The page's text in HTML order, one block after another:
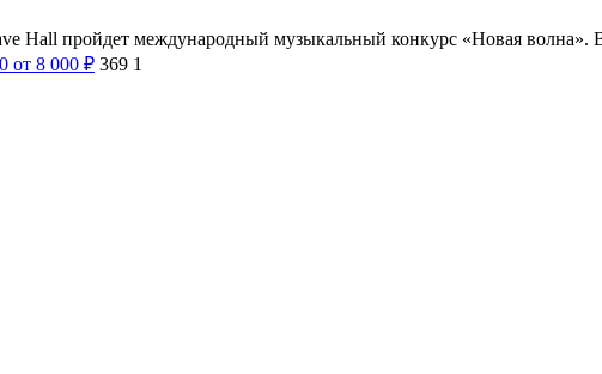
Hall пройдет международный музыкальный конкурс «Новая волна».